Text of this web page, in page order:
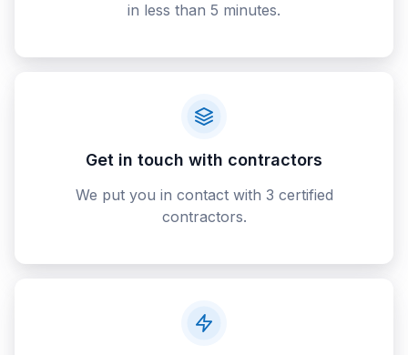
in less than 5 minutes.
Get in touch with contractors
We put you in contact with 3 certified
contractors.